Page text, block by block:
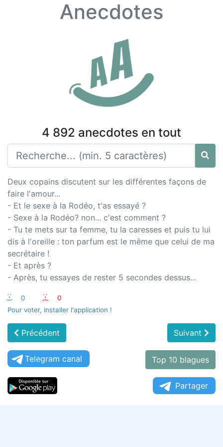
Anecdotes
4 892 anecdotes en tout
Deux copains discutent sur les différentes façons de
faire l'amour...
- Et le sexe à la Rodéo, t'as essayé ?
- Sexe à la Rodéo? non... c'est comment ?
- Tu te mets sur ta femme, tu la caresses et puis tu lui
dis à l'oreille : ton parfum est le même que celui de ma
secrétaire !
- Et après ?
- Après, tu essayes de rester 5 secondes dessus...
:-) 0 :-(
0
Pour voter, installer l'application !
Précédent Suivant
Telegram canal Top 10 blagues
Partager